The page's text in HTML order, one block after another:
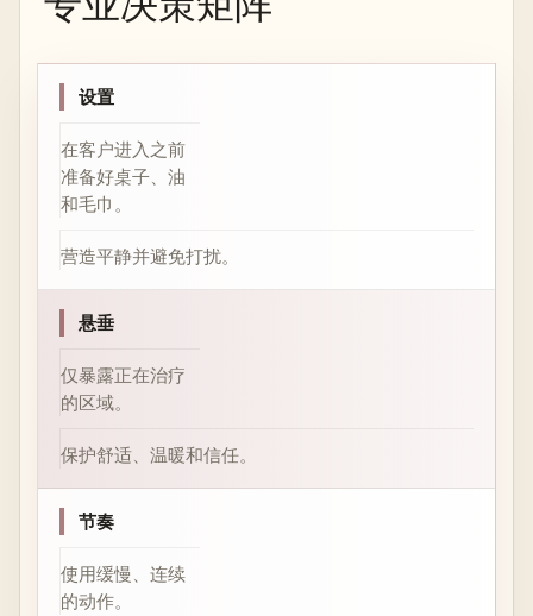
设置
在客户进入之前
准备好桌子、油
和毛巾。
营造平静并避免打扰。
悬垂
仅暴露正在治疗
的区域。
保护舒适、温暖和信任。
节奏
使用缓慢、连续
的动作。